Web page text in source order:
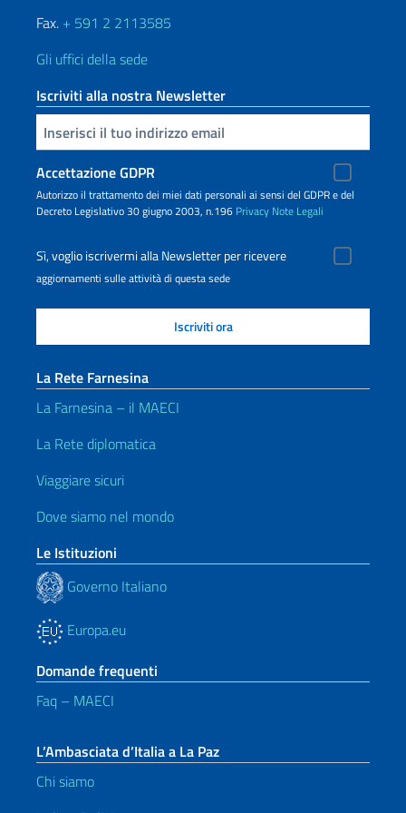
Fax. + 591 2 2113585
Gli uffici della sede
Iscriviti alla nostra Newsletter
Inserisci la tua email
Accettazione GDPR
Autorizzo il trattamento dei miei dati personali ai sensi del GDPR e del
Decreto Legislativo 30 giugno 2003, n.196 Privacy Note Legali
Sì, voglio iscrivermi alla Newsletter per ricevere
aggiornamenti sulle attività di questa sede
La Rete Farnesina
La Farnesina – il MAECI
La Rete diplomatica
Viaggiare sicuri
Dove siamo nel mondo
Le Istituzioni
Governo Italiano
Europa.eu
Domande frequenti
Faq – MAECI
L’Ambasciata d’Italia a La Paz
Chi siamo